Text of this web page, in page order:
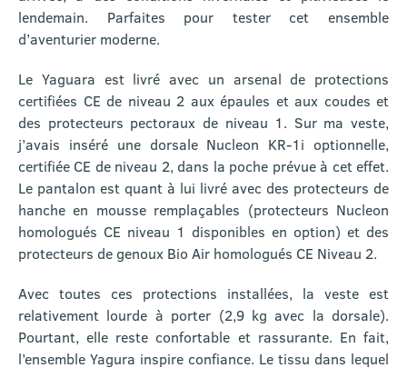
lendemain. Parfaites pour tester cet ensemble
d’aventurier moderne.
Le Yaguara est livré avec un arsenal de protections
certifiées CE de niveau 2 aux épaules et aux coudes et
des protecteurs pectoraux de niveau 1. Sur ma veste,
j’avais inséré une dorsale Nucleon KR-1i optionnelle,
certifiée CE de niveau 2, dans la poche prévue à cet effet.
Le pantalon est quant à lui livré avec des protecteurs de
hanche en mousse remplaçables (protecteurs Nucleon
homologués CE niveau 1 disponibles en option) et des
protecteurs de genoux Bio Air homologués CE Niveau 2.
Avec toutes ces protections installées, la veste est
relativement lourde à porter (2,9 kg avec la dorsale).
Pourtant, elle reste confortable et rassurante. En fait,
l’ensemble Yagura inspire confiance. Le tissu dans lequel